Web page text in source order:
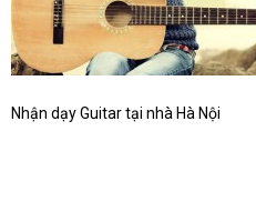
Nhận dạy Guitar tại nhà Hà Nội